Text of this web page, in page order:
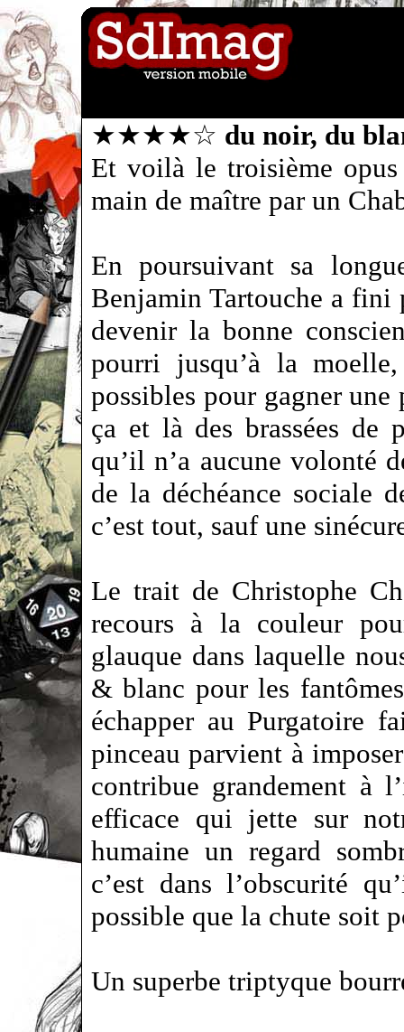
★★★★☆ du noir, du
Et voilà le troisième
main de maître par un
En poursuivant sa
Benjamin Tartouche a fini
devenir la bonne
pourri jusqu’à la
possibles pour gagner
ça et là des brassées de
qu’il n’a aucune volonté
de la déchéance sociale
c’est tout, sauf une
Le trait de Christophe
recours à la couleur
glauque dans laquelle
& blanc pour les
échapper au Purgatoire
pinceau parvient à
contribue grandement à
efficace qui jette sur
humaine un regard
c’est dans l’obscurité
possible que la chute soit
Un superbe triptyque